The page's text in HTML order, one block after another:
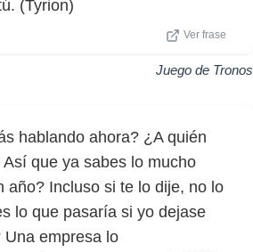
(Tyrion)
Ver frase
Juego de Tronos
hablando ahora? ¿A quién
Así que ya sabes lo mucho
año? Incluso si te lo dije, no lo
lo que pasaría si yo dejase
empresa lo